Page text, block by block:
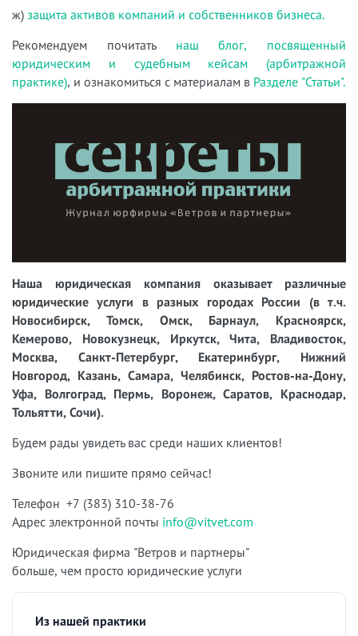
ж) защита активов компаний и собственников бизнеса.
Рекомендуем почитать наш блог, посвященный
юридическим и судебным кейсам (арбитражной
практике), и ознакомиться с материалам в Разделе "Статьи".
Наша юридическая компания оказывает различные
юридические услуги в разных городах России (в т.ч.
Новосибирск, Томск, Омск, Барнаул, Красноярск,
Кемерово, Новокузнецк, Иркутск, Чита, Владивосток,
Москва, Санкт-Петербург, Екатеринбург, Нижний
Новгород, Казань, Самара, Челябинск, Ростов-на-Дону,
Уфа, Волгоград, Пермь, Воронеж, Саратов, Краснодар,
Тольятти, Сочи).
Будем рады увидеть вас среди наших клиентов!
Звоните или пишите прямо сейчас!
Телефон +7 (383) 310-38-76
Адрес электронной почты info@vitvet.com
Юридическая фирма "Ветров и партнеры"
больше, чем просто юридические услуги
Из нашей практики